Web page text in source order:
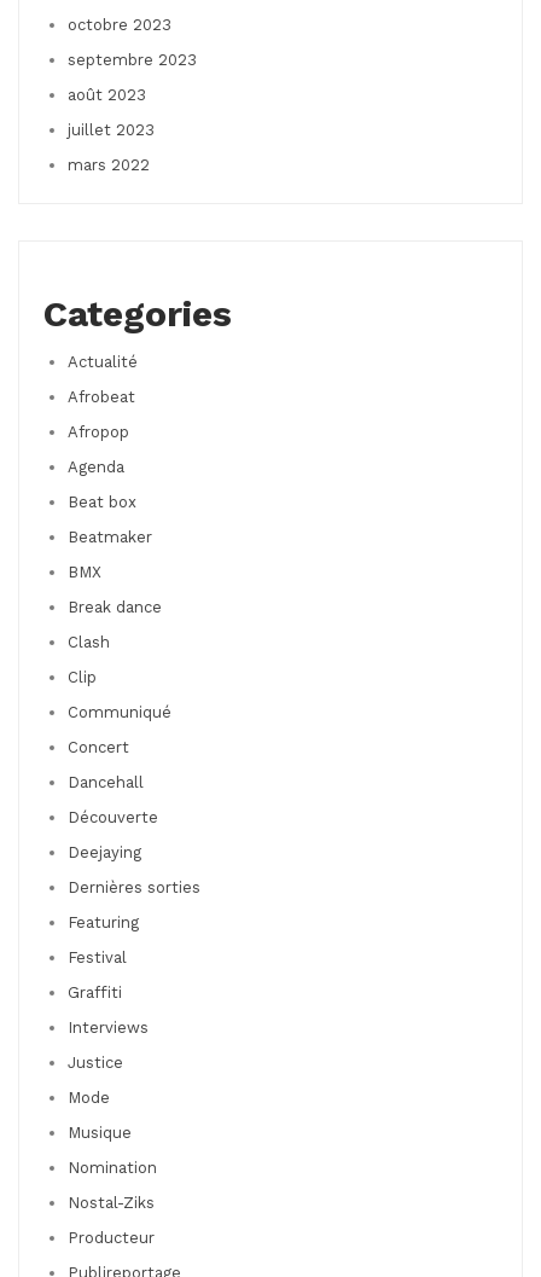
octobre 2023
septembre 2023
août 2023
juillet 2023
mars 2022
Categories
Actualité
Afrobeat
Afropop
Agenda
Beat box
Beatmaker
BMX
Break dance
Clash
Clip
Communiqué
Concert
Dancehall
Découverte
Deejaying
Dernières sorties
Featuring
Festival
Graffiti
Interviews
Justice
Mode
Musique
Nomination
Nostal-Ziks
Producteur
Publireportage